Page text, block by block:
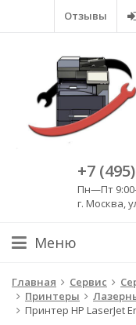
Отзывы
+7
Пн—Пт
г. Москва,
Меню
Главная Сервис
Принтеры
Принтер HP LaserJet